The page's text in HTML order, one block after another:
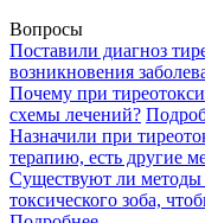
Вопросы
Поставили диагноз
возникновения
Почему при
схемы лечений?
Назначили при
терапию, есть другие
Существуют ли
токсического зоба,